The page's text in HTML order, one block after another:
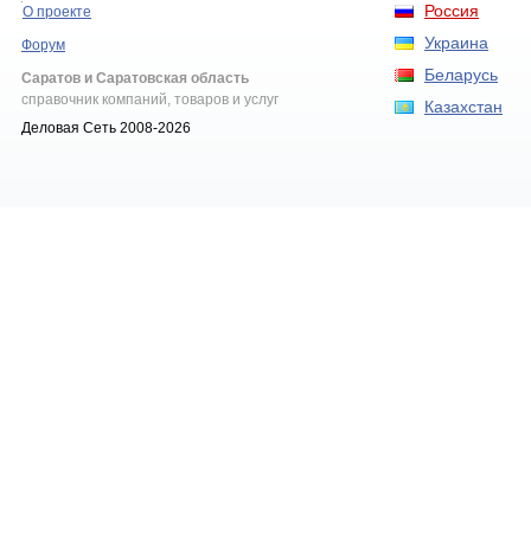
Россия
Украина
Беларусь
Казахстан
О проекте
Форум
Саратов и Саратовская область
справочник компаний, товаров и услуг
Деловая Сеть 2008-2026